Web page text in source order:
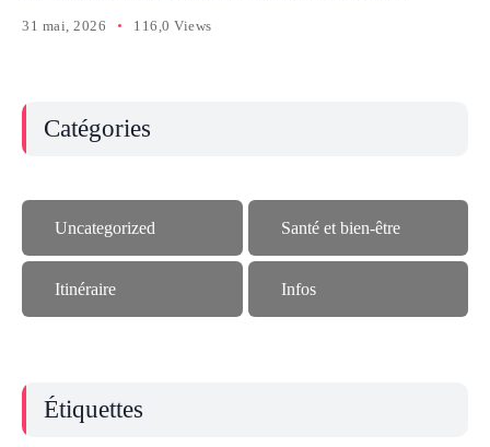
31 mai, 2026 116,0 Views
Catégories
Uncategorized Santé et bien-être
Itinéraire Infos
Étiquettes